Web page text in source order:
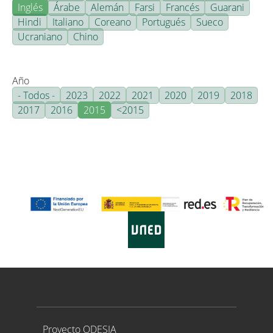
Inglés
Árabe Alemán Farsi Francés
Guarani
Hindi
Italiano Coreano Portugués
Sueco
Ucraniano
Chino
Año
- Todos -
2023 2022 2021 2020 2019
2018
2017
2016 2015 <2015
Proyecto ODESIA
Proyecto ODESIA